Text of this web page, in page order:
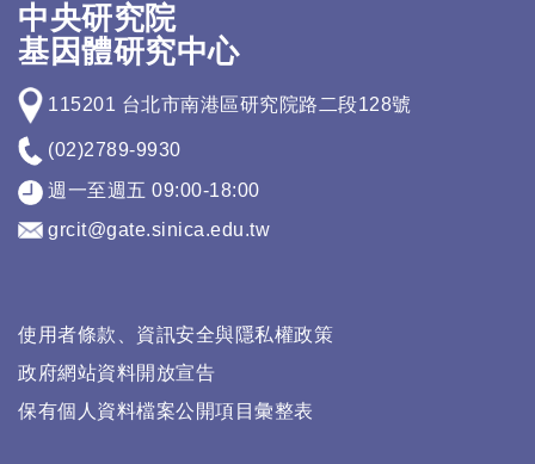
中央研究院
基因體研究中心
115201 台北市南港區研究院路二段128號
(02)2789-9930
週一至週五 09:00-18:00
grcit@gate.sinica.edu.tw
使用者條款、資訊安全與隱私權政策
政府網站資料開放宣告
保有個人資料檔案公開項目彙整表